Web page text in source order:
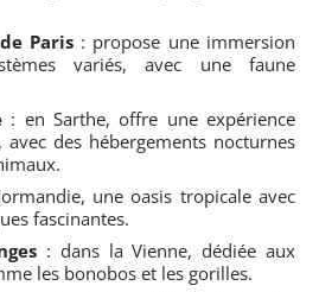
Paris: propose une immersion
variés, avec une faune
: en Sarthe, offre une expérience
des hébergements nocturnes
une oasis tropicale avec
fascinantes.
: dans la Vienne, dédiée aux
les bonobos et les gorilles.